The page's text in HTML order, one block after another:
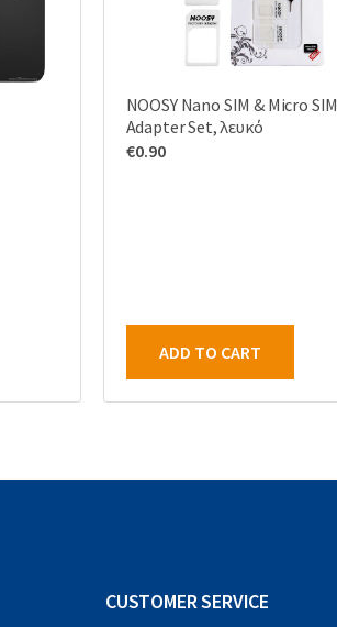
NOOSY Nano SIM & Micro SIM
Adapter Set, λευκό
€0.90
ADD TO CART
CUSTOMER SERVICE